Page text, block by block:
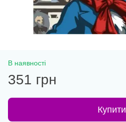
В наявності
351 грн
Купити